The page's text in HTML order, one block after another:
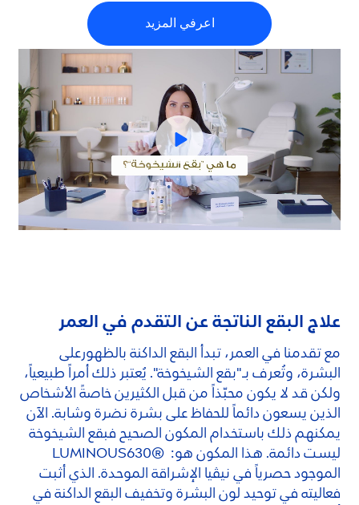
اعرفي المزيد
علاج البقع الناتجة عن التقدم في العمر
مع تقدمنا في العمر، تبدأ البقع الداكنة بالظهورعلى
البشرة، وتُعرف بـ"بقع الشيخوخة". يُعتبر ذلك أمراً طبيعياً،
ولكن قد لا يكون محبّذاً من قبل الكثيرين خاصةً الأشخاص
الذين يسعون دائماً للحفاظ على بشرة نضرة وشابة. الآن
يمكنهم ذلك باستخدام المكون الصحيح فبقع الشيخوخة
ليست دائمة. هذا المكون هو: ®
LUMINOUS630
الموجود حصرياً في نيڤيا الإشراقة الموحدة. الذي أثبت
فعاليته في توحيد لون البشرة وتخفيف البقع الداكنة في